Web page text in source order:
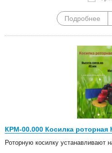
Подробнее
КРМ-00.000 Косилка роторная
Роторную косилку устанавливают